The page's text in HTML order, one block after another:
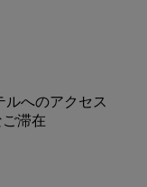
ルへのアクセス
ご滞在